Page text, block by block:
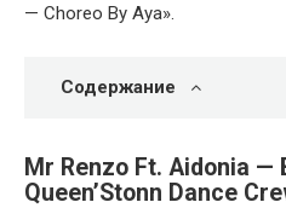
— Choreo By Aya».
Содержание
Mr Renzo Ft. Aidonia —
Queen’Stonn Dance